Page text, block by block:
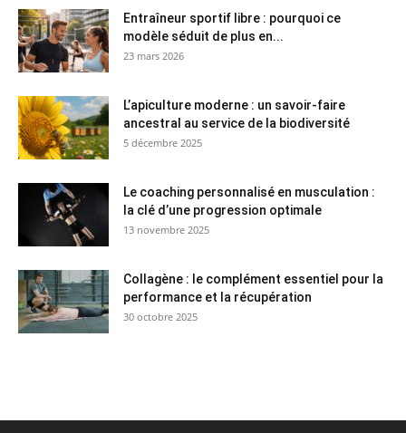
Entraîneur sportif libre : pourquoi ce
modèle séduit de plus en...
23 mars 2026
L’apiculture moderne : un savoir-faire
ancestral au service de la biodiversité
5 décembre 2025
Le coaching personnalisé en musculation :
la clé d’une progression optimale
13 novembre 2025
Collagène : le complément essentiel pour la
performance et la récupération
30 octobre 2025